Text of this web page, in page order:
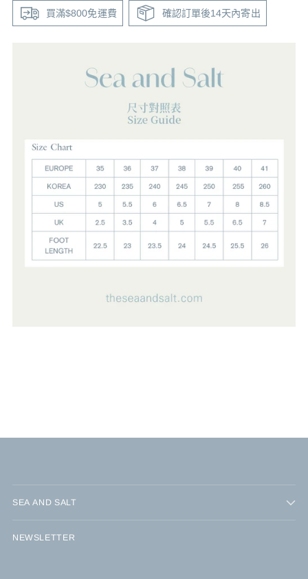
買滿$800免運費 確認訂單後14天內寄出
SEA AND SALT
NEWSLETTER